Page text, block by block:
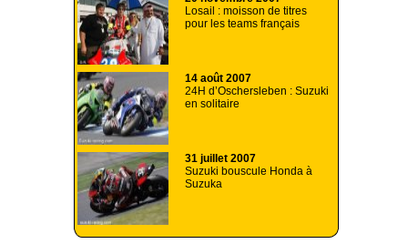
Losail : moisson de titres
pour les teams français
14 août 2007
24H d’Oschersleben : Suzuki
en solitaire
31 juillet 2007
Suzuki bouscule Honda à
Suzuka